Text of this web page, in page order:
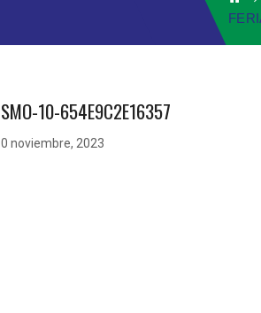
10-654E9C2E16357
noviembre, 2023